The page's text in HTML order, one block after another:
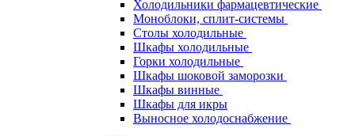
Холодильники фармацевтические
Моноблоки, сплит-системы
Столы холодильные
Шкафы холодильные
Горки холодильные
Шкафы шоковой заморозки
Шкафы винные
Шкафы для икры
Выносное холодоснабжение